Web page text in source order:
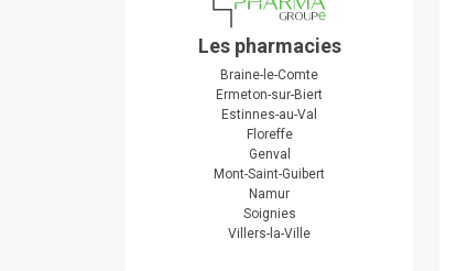
Les pharmacies
Braine-le-Comte
Ermeton-sur-Biert
Estinnes-au-Val
Floreffe
Genval
Mont-Saint-Guibert
Namur
Soignies
Villers-la-Ville